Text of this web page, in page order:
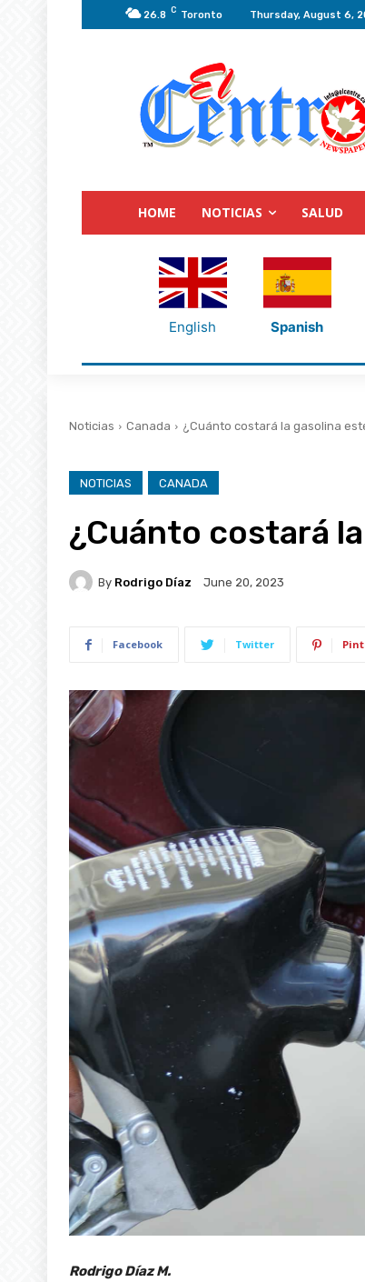
26.8 C Toronto Thursday, August 6,
HOME NOTICIAS SALUD
English Spanish
Noticias Canada ¿Cuánto costará la gasolina
NOTICIAS CANADA
¿Cuánto costará
By Rodrigo Díaz June 20, 2023
Facebook Twitter
Rodrigo Díaz M.